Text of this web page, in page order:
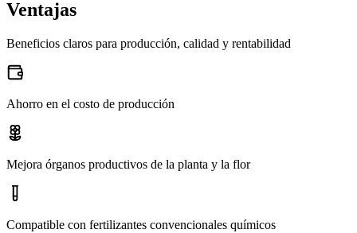
Ventajas
Beneficios claros para producción, calidad y rentabilidad
Ahorro en el costo de producción
Mejora órganos productivos de la planta y la flor
Compatible con fertilizantes convencionales químicos